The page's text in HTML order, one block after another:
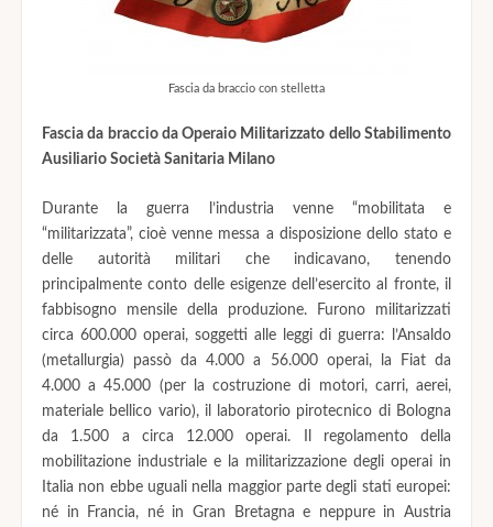
Fascia da braccio con stelletta
Fascia da braccio da Operaio Militarizzato dello Stabilimento
Ausiliario Società Sanitaria Milano
Durante la guerra l’industria venne “mobilitata e
“militarizzata”, cioè venne messa a disposizione dello stato e
delle autorità militari che indicavano, tenendo
principalmente conto delle esigenze dell’esercito al fronte, il
fabbisogno mensile della produzione. Furono militarizzati
circa 600.000 operai, soggetti alle leggi di guerra: l’Ansaldo
(metallurgia) passò da 4.000 a 56.000 operai, la Fiat da
4.000 a 45.000 (per la costruzione di motori, carri, aerei,
materiale bellico vario), il laboratorio pirotecnico di Bologna
da 1.500 a circa 12.000 operai. Il regolamento della
mobilitazione industriale e la militarizzazione degli operai in
Italia non ebbe uguali nella maggior parte degli stati europei:
né in Francia, né in Gran Bretagna e neppure in Austria